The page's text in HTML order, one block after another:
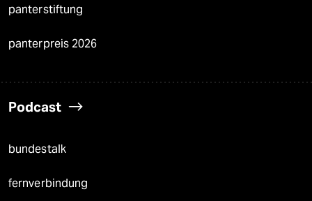
panterstiftung
panterpreis 2026
Podcast
bundestalk
fernverbindung